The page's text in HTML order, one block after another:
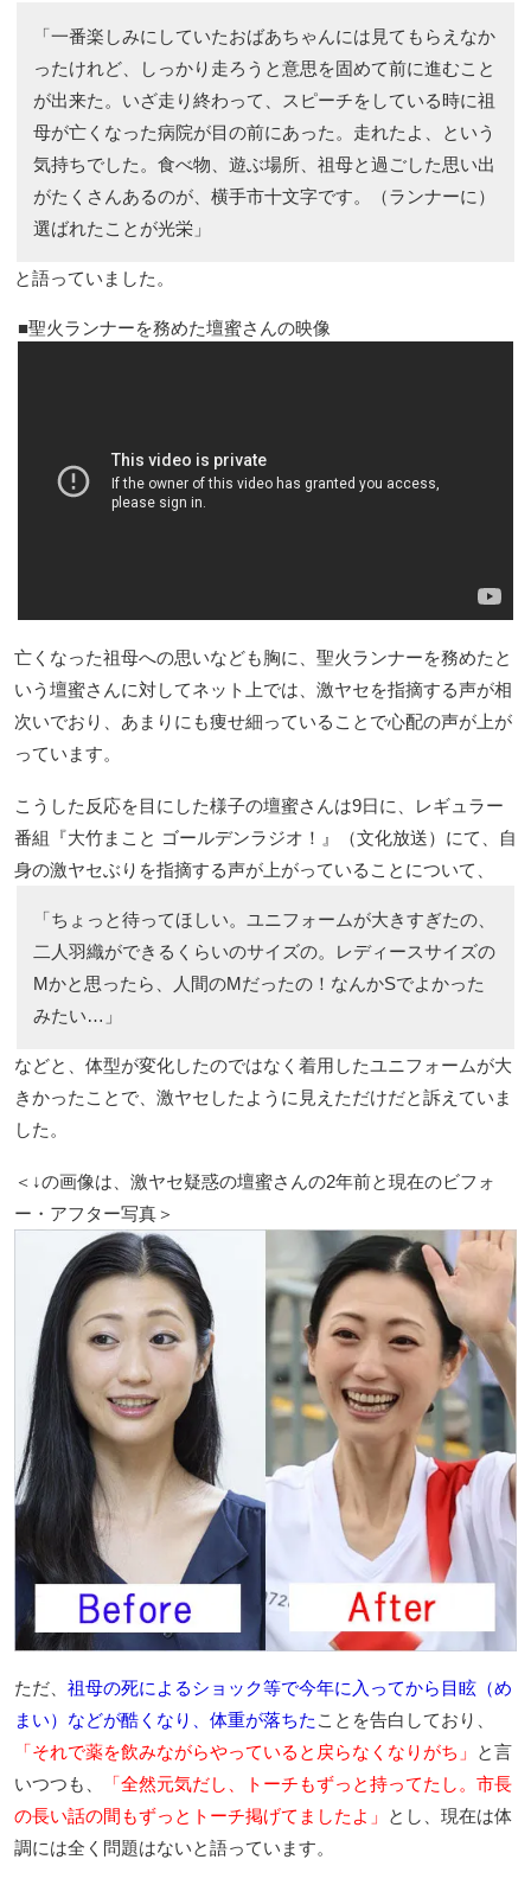
「一番楽しみにしていたおばあちゃんには見てもらえなか
ったけれど、しっかり走ろうと意思を固めて前に進むこと
が出来た。いざ走り終わって、スピーチをしている時に祖
母が亡くなった病院が目の前にあった。走れたよ、という
気持ちでした。食べ物、遊ぶ場所、祖母と過ごした思い出
がたくさんあるのが、横手市十文字です。（ランナーに）
選ばれたことが光栄」
と語っていました。
聖火ランナーを務めた壇蜜さんの映像
亡くなった祖母への思いなども胸に、聖火ランナーを務めたと
いう壇蜜さんに対してネット上では、激ヤセを指摘する声が相
次いでおり、あまりにも痩せ細っていることで心配の声が上が
っています。
こうした反応を目にした様子の壇蜜さんは9日に、レギュラー
番組『大竹まこと ゴールデンラジオ！』（文化放送）にて、自
身の激ヤセぶりを指摘する声が上がっていることについて、
「ちょっと待ってほしい。ユニフォームが大きすぎたの、
二人羽織ができるくらいのサイズの。レディースサイズの
Mかと思ったら、人間のMだったの！なんかSでよかった
みたい…」
などと、体型が変化したのではなく着用したユニフォームが大
きかったことで、激ヤセしたように見えただけだと訴えていま
した。
＜↓の画像は、激ヤセ疑惑の壇蜜さんの2年前と現在のビフォ
ー・アフター写真＞
ただ、 祖母の死によるショック等で今年に入ってから目眩（め
まい）などが酷くなり、体重が落ちた ことを告白しており、
「それで薬を飲みながらやっていると戻らなくなりがち」
と言
いつつも、
「全然元気だし、トーチもずっと持ってたし。市長
の長い話の間もずっとトーチ掲げてましたよ」
とし、現在は体
調には全く問題はないと語っています。